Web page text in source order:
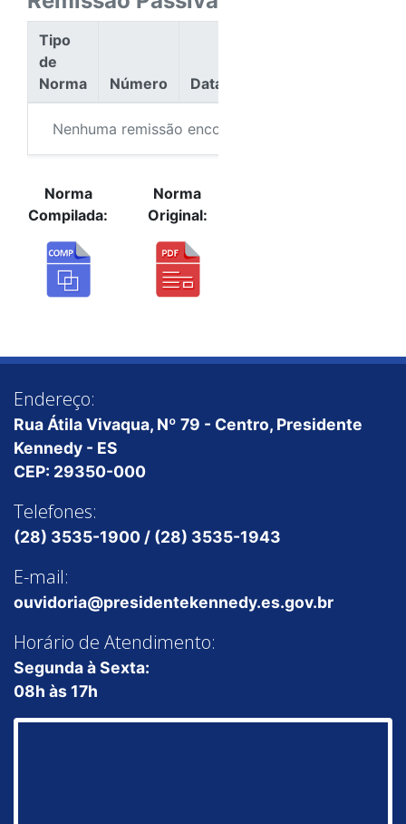
Tipo
de
Norma
Número Data
Nenhuma remissão encontrada.
Norma
Compilada:
Norma
Original:
Endereço:
Rua Átila Vivaqua, Nº 79 - Centro, Presidente
Kennedy - ES
CEP: 29350-000
Telefones:
(28) 3535-1900 / (28) 3535-1943
E-mail:
ouvidoria@presidentekennedy.es.gov.br
Horário de Atendimento:
Segunda à Sexta:
08h às 17h